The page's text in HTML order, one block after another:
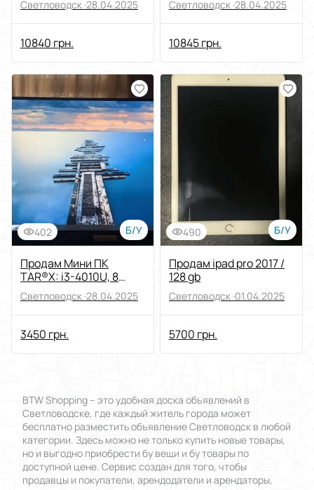
Светловодск ·28.04.2025
10840 грн.
Светловодск ·28.04.2025
10845 грн.
402 Б/У
Продам Мини ПК
TAR®X: i3-4010U, 8
DDR3, 256 mSATA
Светловодск ·28.04.2025
3450 грн.
490 Б/У
Продам ipad pro 2017 /
128 gb
Светловодск ·01.04.2025
5700 грн.
BTW Shopping – это удобная доска объявлений в
Светловодске, где каждый житель города может
бесплатно разместить объявление Светловодск в любой
категории. Здесь можно не только купить новые товары,
но и выгодно приобрести бу вещи и бу товары по
доступной цене. Сервис создан для того, чтобы
продавцы и покупатели, арендодатели и арендаторы,